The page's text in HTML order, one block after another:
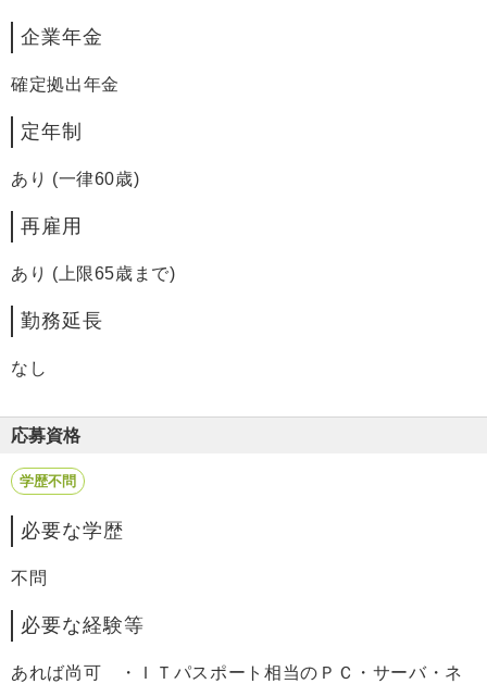
企業年金
確定拠出年金
定年制
あり (一律60歳)
再雇用
あり (上限65歳まで)
勤務延長
なし
応募資格
学歴不問
必要な学歴
不問
必要な経験等
あれば尚可 ・ＩＴパスポート相当のＰＣ・サーバ・ネ